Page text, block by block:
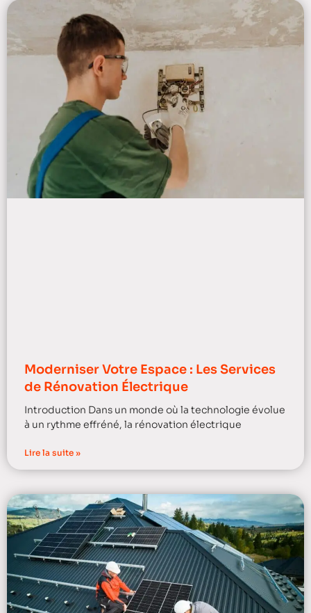
Moderniser Votre Espace : Les Services
de Rénovation Électrique
Introduction Dans un monde où la technologie évolue
à un rythme effréné, la rénovation électrique
Lire la suite »